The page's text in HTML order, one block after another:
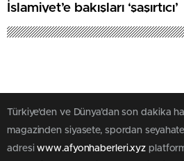
İslamiyet’e bakışları ‘şaşırtıcı’
Türkiye'den ve Dünya’dan son dakika
magazinden siyasete, spordan
adresiwww.afyonhaberleri.xyz